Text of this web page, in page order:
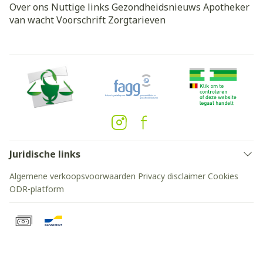
Over ons Nuttige links Gezondheidsnieuws Apotheker
van wachtVoorschrift Zorgtarieven
Juridische links
Algemene verkoopsvoorwaarden Privacy disclaimer Cookies
ODR-platform